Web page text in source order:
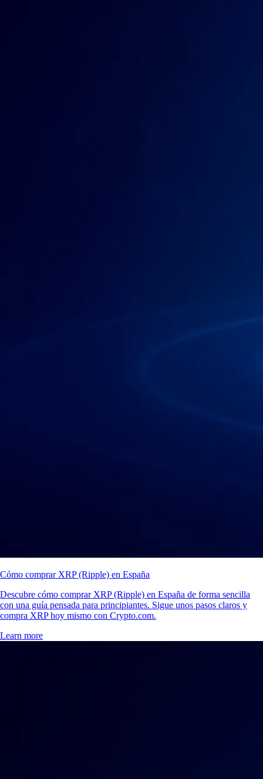
Cómo comprar XRP (Ripple) en España
Descubre cómo comprar XRP (Ripple) en España de forma sencilla
con una guía pensada para principiantes. Sigue unos pasos claros y
compra XRP hoy mismo con Crypto.com.
Learn more